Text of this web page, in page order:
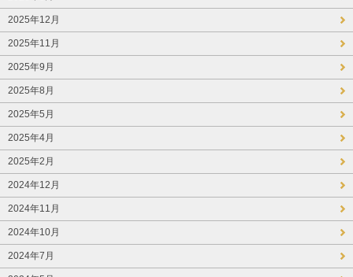
2025年12月
2025年11月
2025年9月
2025年8月
2025年5月
2025年4月
2025年2月
2024年12月
2024年11月
2024年10月
2024年7月